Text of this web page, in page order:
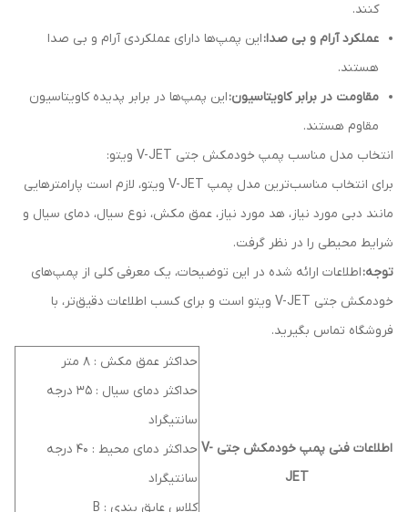
کنند.
عملکرد آرام و بی صدا:این پمپ‌ها دارای عملکردی آرام و بی صدا
هستند.
مقاومت در برابر کاویتاسیون:این پمپ‌ها در برابر پدیده کاویتاسیون
مقاوم هستند.
انتخاب مدل مناسب پمپ‌ خودمکش جتی V-JET ویتو:
برای انتخاب مناسب‌ترین مدل پمپ V-JET ویتو، لازم است پارامترهایی
مانند دبی مورد نیاز، هد مورد نیاز، عمق مکش، نوع سیال، دمای سیال و
شرایط محیطی را در نظر گرفت.
توجه:اطلاعات ارائه شده در این توضیحات، یک معرفی کلی از پمپ‌های
خودمکش جتی V-JET ویتو است و برای کسب اطلاعات دقیق‌تر، با
فروشگاه تماس بگیرید.
اطلاعات فنی پمپ خودمکش جتی V-
JET
حداکثر عمق مکش : 8 متر
حداکثر دمای سیال : 35 درجه
سانتیگراد
حداکثر دمای محیط : 40 درجه
سانتیگراد
کلاس عایق بندی : B